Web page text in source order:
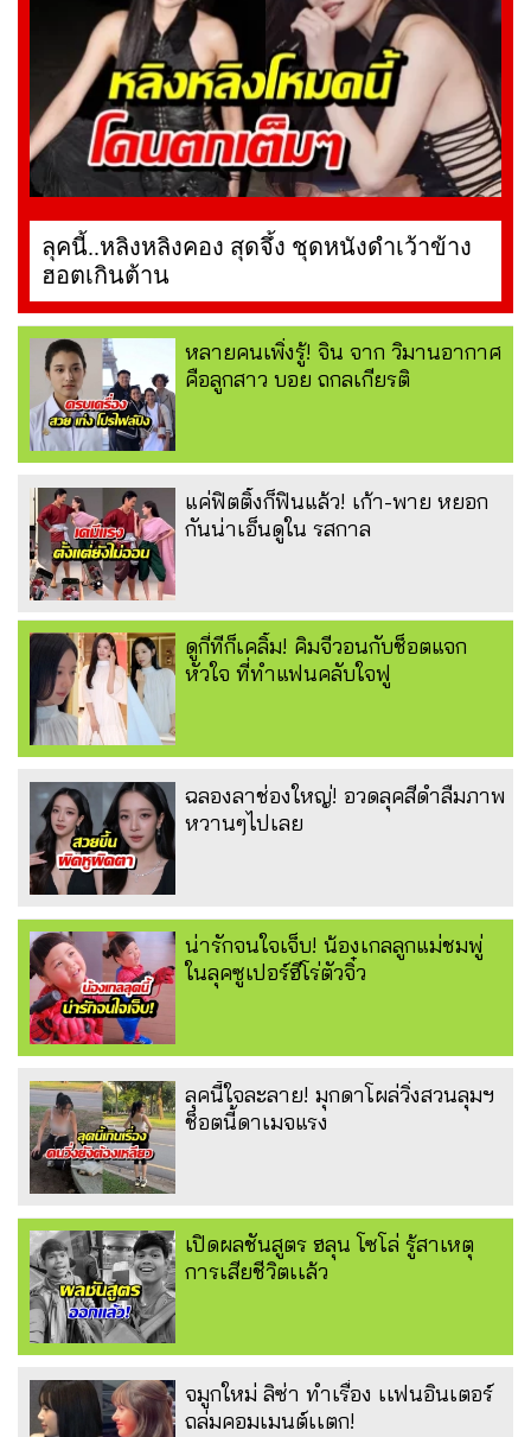
ลุคนี้..หลิงหลิงคอง สุดจึ้ง ชุดหนังดำเว้าข้าง
ฮอตเกินต้าน
หลายคนเพิ่งรู้! จิน จาก วิมานอากาศ
คือลูกสาว บอย ถกลเกียรติ
แค่ฟิตติ้งก็ฟินแล้ว! เก้า-พาย หยอก
กันน่าเอ็นดูใน รสกาล
ดูกี่ทีก็เคลิ้ม! คิมจีวอนกับช็อตแจก
หัวใจ ที่ทำแฟนคลับใจฟู
ฉลองลาช่องใหญ่! อวดลุคสีดำลืมภาพ
หวานๆไปเลย
น่ารักจนใจเจ็บ! น้องเกลลูกแม่ชมพู่
ในลุคซูเปอร์ฮีโร่ตัวจิ๋ว
ลุคนี้ใจละลาย! มุกดาโผล่วิ่งสวนลุมฯ
ช็อตนี้ดาเมจแรง
เปิดผลชันสูตร ฮลุน โซโล่ รู้สาเหตุ
การเสียชีวิตเเล้ว
จมูกใหม่ ลิซ่า ทำเรื่อง เเฟนอินเตอร์
ถล่มคอมเมนต์เเตก!